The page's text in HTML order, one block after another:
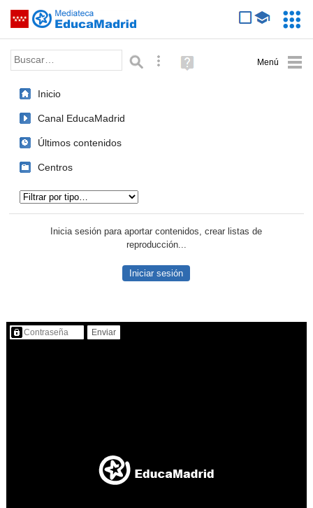
Saltar navegación
Palabra o frase: Búsqueda avanzada
Ayuda
(en
Inicio
Canal EducaMadrid
Últimos contenidos
Centros
Inicia sesión para aportar contenidos, crear listas de
reproducción...
Iniciar sesión
Contenido protegido…